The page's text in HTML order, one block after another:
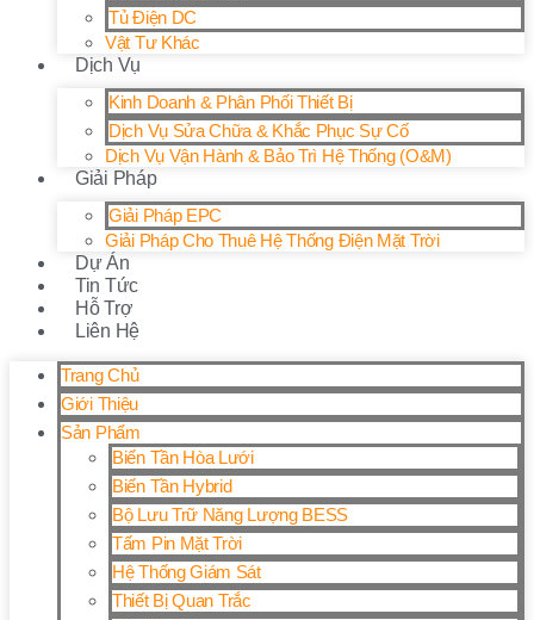
Tủ Điện DC
Vật Tư Khác
Dịch Vụ
Kinh Doanh & Phân Phối Thiết Bị
Dịch Vụ Sửa Chữa & Khắc Phục Sự Cố
Dịch Vụ Vận Hành & Bảo Trì Hệ Thống (O&M)
Giải Pháp
Giải Pháp EPC
Giải Pháp Cho Thuê Hệ Thống Điện Mặt Trời
Dự Án
Tin Tức
Hỗ Trợ
Liên Hệ
Trang Chủ
Giới Thiệu
Sản Phẩm
Biến Tần Hòa Lưới
Biến Tần Hybrid
Bộ Lưu Trữ Năng Lượng BESS
Tấm Pin Mặt Trời
Hệ Thống Giám Sát
Thiết Bị Quan Trắc